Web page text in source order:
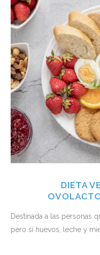
DIETA
Destinada a las personas
pero sí huevos, leche y